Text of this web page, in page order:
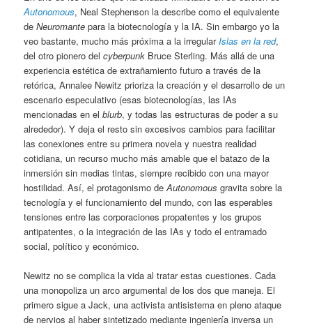
Autonomous, Neal Stephenson la describe como el equivalente
deNeuromante para la biotecnología y la IA. Sin embargo yo la
veo bastante, mucho más próxima a la irregularIslas en la red,
del otro pionero delcyberpunk Bruce Sterling. Más allá de una
experiencia estética de extrañamiento futuro a través de la
retórica, Annalee Newitz prioriza la creación y el desarrollo de un
escenario especulativo (esas biotecnologías, las IAs
mencionadas en elblurb, y todas las estructuras de poder a su
alrededor). Y deja el resto sin excesivos cambios para facilitar
las conexiones entre su primera novela y nuestra realidad
cotidiana, un recurso mucho más amable que el batazo de la
inmersión sin medias tintas, siempre recibido con una mayor
hostilidad. Así, el protagonismo deAutonomous gravita sobre la
tecnología y el funcionamiento del mundo, con las esperables
tensiones entre las corporaciones propatentes y los grupos
antipatentes, o la integración de las IAs y todo el entramado
social, político y económico.
Newitz no se complica la vida al tratar estas cuestiones. Cada
una monopoliza un arco argumental de los dos que maneja. El
primero sigue a Jack, una activista antisistema en pleno ataque
de nervios al haber sintetizado mediante ingeniería inversa un